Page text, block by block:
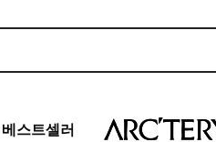
베스트셀러